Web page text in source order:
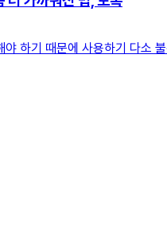
하기 때문에 사용하기 다소